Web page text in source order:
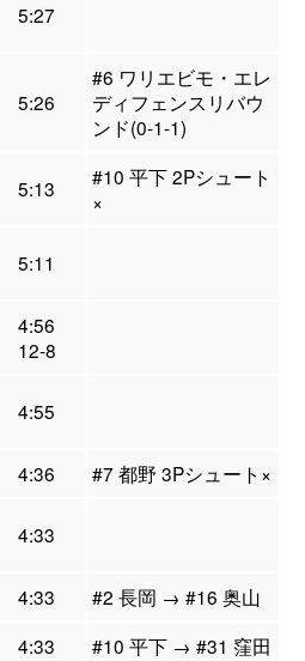
5:27
5:26
#6 ワリエビモ・エレ
ディフェンスリバウ
ンド(0-1-1)
5:13
#10 平下 2Pシュート
×
5:11
4:56
12-8
4:55
4:36
#7 都野 3Pシュート×
4:33
4:33
#2 長岡 → #16 奥山
4:33
#10 平下 → #31 窪田